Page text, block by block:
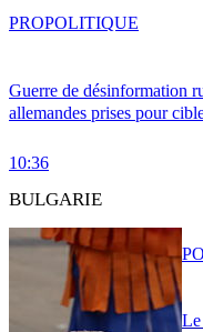
Guerre de désinformation
allemandes prises pour
10:36
PROPOLITIQUE
BULGARIE
Le